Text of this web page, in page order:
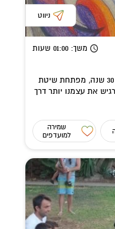
ניווט
משך: 01:00 שעות
סוזט רזון, אמנית ומורה לציור מזה 30 שנה, מפתחת שיטת
את עצמנו יותר דרך
שמירה
למועדפים